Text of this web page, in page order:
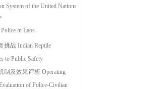
System of the United Nations
in Laos
战 Indian Reptile
to Public Safety
制及效果评析 Operating
of Police-Civilian